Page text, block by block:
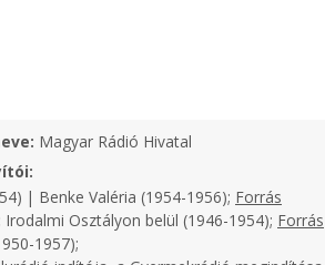
Magyar Rádió Hivatal
| Benke Valéria (1954-1956); Forrás
Irodalmi Osztályon belül (1946-1954); Forrás
1957);